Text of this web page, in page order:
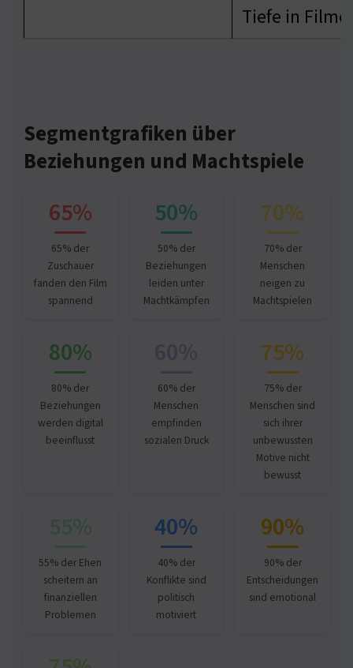
Tiefe in
Segmentgrafiken über
Beziehungen und Machtspiele
65%
65% der
Zuschauer
fanden den Film
spannend
50%
50% der
Beziehungen
leiden unter
Machtkämpfen
70%
70% der
Menschen
neigen zu
Machtspielen
80%
80% der
Beziehungen
werden digital
beeinflusst
60% der
Menschen
empfinden
sozialen Druck
75%
75% der
Menschen sind
sich ihrer
unbewussten
Motive nicht
bewusst
55%
55% der Ehen
scheitern an
finanziellen
Problemen
40%
40% der
Konflikte sind
politisch
motiviert
90%
90% der
Entscheidungen
sind emotional